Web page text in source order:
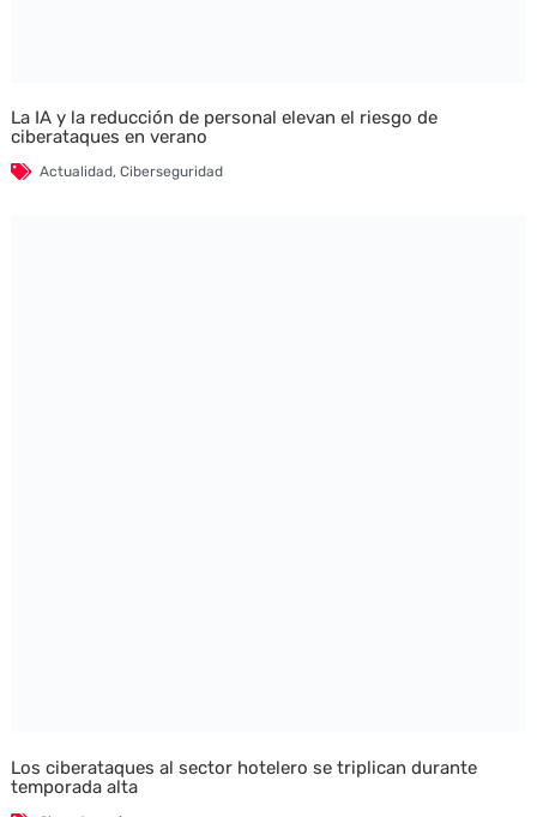
La IA y la reducción de personal elevan el riesgo de
ciberataques en verano
Actualidad, Ciberseguridad
Los ciberataques al sector hotelero se triplican durante
temporada alta